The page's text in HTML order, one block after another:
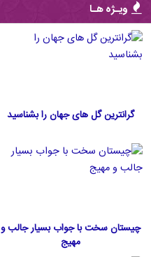
ویـژه هـا
گرانترین گل های جهان را بشناسید
چیستان سخت با جواب بسیار جالب و
مهیج